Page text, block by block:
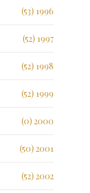
1996 (53)
1997 (52)
1998 (52)
1999 (52)
2000 (0)
2001 (50)
2002 (52)